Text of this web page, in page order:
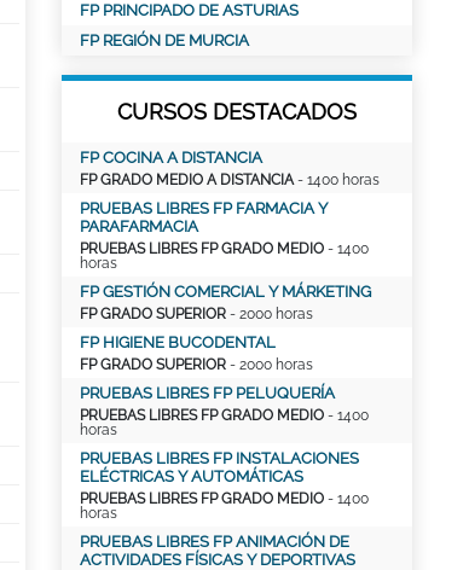
FP PRINCIPADO DE ASTURIAS
FP REGIÓN DE MURCIA
CURSOS DESTACADOS
FP COCINA A DISTANCIA
FP GRADO MEDIO A DISTANCIA- 1400 horas
PRUEBAS LIBRES FP FARMACIA Y
PARAFARMACIA
PRUEBAS LIBRES FP GRADO MEDIO - 1400
horas
FP GESTIÓN COMERCIAL Y MÁRKETING
FP GRADO SUPERIOR - 2000 horas
FP HIGIENE BUCODENTAL
FP GRADO SUPERIOR - 2000 horas
PRUEBAS LIBRES FP PELUQUERÍA
PRUEBAS LIBRES FP GRADO MEDIO - 1400
horas
PRUEBAS LIBRES FP INSTALACIONES
ELÉCTRICAS Y AUTOMÁTICAS
PRUEBAS LIBRES FP GRADO MEDIO - 1400
horas
PRUEBAS LIBRES FP ANIMACIÓN DE
ACTIVIDADES FÍSICAS Y DEPORTIVAS